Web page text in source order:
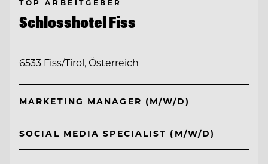
TOP ARBEITGEBER
Schlosshotel Fiss
6533 Fiss/Tirol, Österreich
MARKETING MANAGER (M/W/D)
SOCIAL MEDIA SPECIALIST (M/W/D)